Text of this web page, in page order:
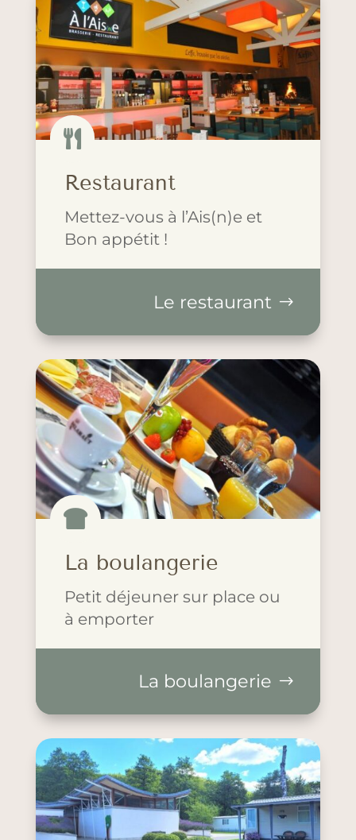

Restaurant
Mettez-vous à l’Ais(n)e et
Bon appétit !
Le restaurant

La boulangerie
Petit déjeuner sur place ou
à emporter
La boulangerie